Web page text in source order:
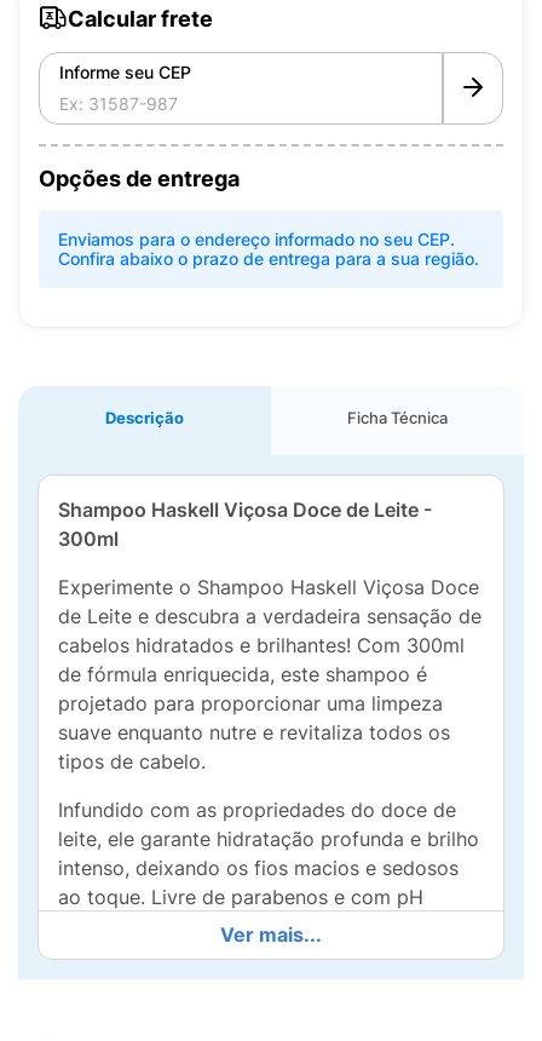
Calcular frete
Informe seu CEP
Opções de entrega
Enviamos para o endereço informado no seu CEP.
Confira abaixo o prazo de entrega para a sua região.
Descrição Ficha Técnica
Shampoo Haskell Viçosa Doce de Leite -
300ml
Experimente o Shampoo Haskell Viçosa Doce
de Leite e descubra a verdadeira sensação de
cabelos hidratados e brilhantes! Com 300ml
de fórmula enriquecida, este shampoo é
projetado para proporcionar uma limpeza
suave enquanto nutre e revitaliza todos os
tipos de cabelo.
Infundido com as propriedades do doce de
leite, ele garante hidratação profunda e brilho
intenso, deixando os fios macios e sedosos
ao toque. Livre de parabenos e com pH
balanceado, é ideal para o uso diário e atende
com segurança às necessidades capilares,
promovendo saúde e beleza.
Ver mais...